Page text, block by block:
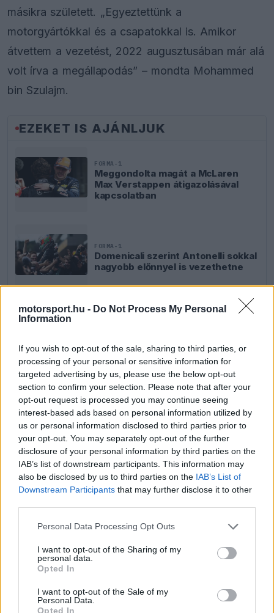
motorsport.hu - Do Not Process My Personal
Information
If you wish to opt-out of the sale, sharing to third parties, or
processing of your personal or sensitive information for
targeted advertising by us, please use the below opt-out
section to confirm your selection. Please note that after your
opt-out request is processed you may continue seeing
interest-based ads based on personal information utilized by
us or personal information disclosed to third parties prior to
your opt-out. You may separately opt-out of the further
disclosure of your personal information by third parties on the
IAB’s list of downstream participants. This information may
also be disclosed by us to third parties on the IAB’s List of
Downstream Participants that may further disclose it to other
Please note that this website/app uses one or more Google
not limited to your visit or usage behaviour. You may click to
grant or deny consent to Google and its third-party tags to
use your data for below specified purposes in below Google
consent section.
Personal Data Processing Opt Outs
I want to opt-out of the Sharing of my
personal data.
Opted In
I want to opt-out of the Sale of my
Personal Data.
Opted In
másikra született. „Egyeztettünk a
motorgyártókkal és a csapatokkal is. Amikor
átvettem a vezetést, 2022 augusztusában már alá
volt írva a megállapodás” – mondta Mohammed
bin Szulajm.
EZEKET IS AJÁNLJUK
FORMA-1
Meggondolta magát a McLaren
Max Verstappen átigazolásával
kapcsolatban
FORMA-1
Domenicali szerint Antonelli sokkal
nagyobb előnnyel is vezethetne
elhagyja-e a Forma-1-et